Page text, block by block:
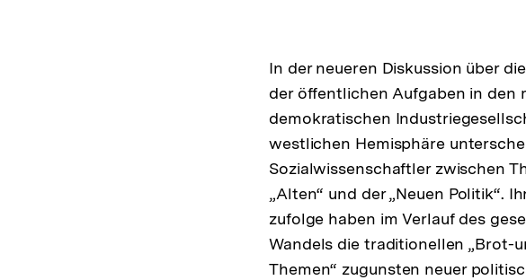
In der neueren Diskussion über
der öffentlichen Aufgaben in den
demokratischen
westlichen Hemisphäre
Sozialwissenschaftler zwischen
„Alten“ und der „Neuen Politik“.
zufolge haben im Verlauf des
Wandels die traditionellen „Brot-
Themen“ zugunsten neuer